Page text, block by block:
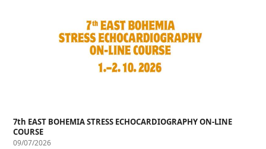
7th EAST BOHEMIA STRESS ECHOCARDIOGRAPHY ON-LINE
COURSE
09/07/2026